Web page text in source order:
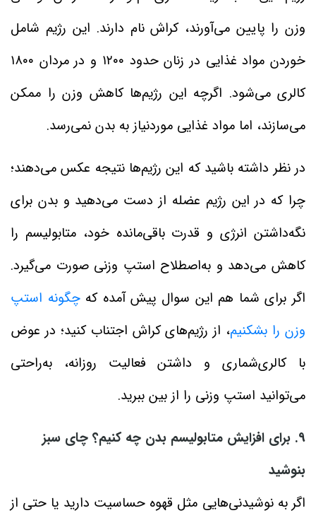
وزن را پایین می‌آورند، کراش نام دارند. این رژیم شامل
خوردن مواد غذایی در زنان حدود ۱۲۰۰ و در مردان ۱۸۰۰
کالری می‌شود. اگرچه این رژیم‌ها کاهش وزن را ممکن
می‌سازند، اما مواد غذایی موردنیاز به بدن نمی‌رسد.
در نظر داشته باشید که این رژیم‌ها نتیجه عکس می‌دهند؛
چرا که در این رژیم عضله از دست می‌دهید و بدن برای
نگه‌داشتن انرژی و قدرت باقی‌مانده خود، متابولیسم را
کاهش می‌دهد و به‌اصطلاح استپ وزنی صورت می‌گیرد.
اگر برای شما هم این سوال پیش آمده کهچگونه استپ
وزن را بشکنیم، از رژیم‌های کراش اجتناب کنید؛ در عوض
با کالری‌شماری و داشتن فعالیت روزانه، به‌راحتی
می‌توانید استپ وزنی را از بین ببرید.
۹. برای افزایش متابولیسم بدن چه کنیم؟ چای سبز
بنوشید
اگر به نوشیدنی‌هایی مثل قهوه حساسیت دارید یا حتی از